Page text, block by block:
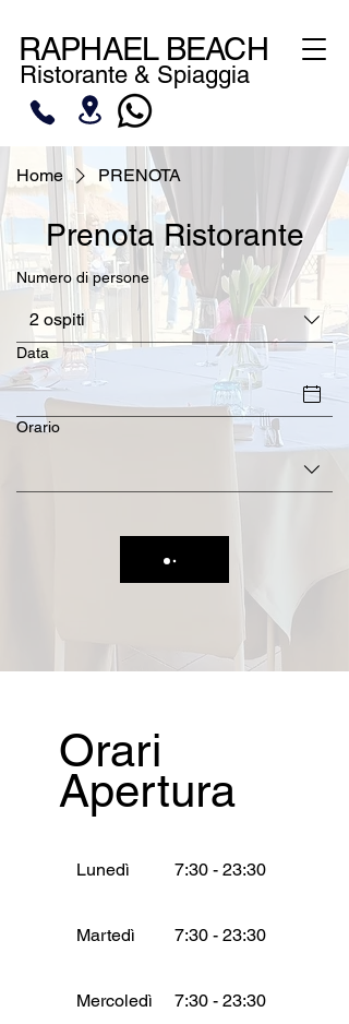
RAPHAEL BEACH
Ristorante & Spiaggia
Home PRENOTA
Prenota Ristorante
Numero di persone
2 ospiti
Data
Orario
Mercoledì 7:30 - 23:30
Martedì 7:30 - 23:30
Lunedì 7:30 - 23:30
Orari
Apertura